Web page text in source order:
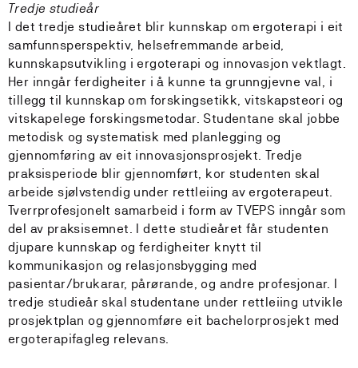
Tredje studieår
I det tredje studieåret blir kunnskap om ergoterapi i eit
samfunnsperspektiv, helsefremmande arbeid,
kunnskapsutvikling i ergoterapi og innovasjon vektlagt.
Her inngår ferdigheiter i å kunne ta grunngjevne val, i
tillegg til kunnskap om forskingsetikk, vitskapsteori og
vitskapelege forskingsmetodar. Studentane skal jobbe
metodisk og systematisk med planlegging og
gjennomføring av eit innovasjonsprosjekt. Tredje
praksisperiode blir gjennomført, kor studenten skal
arbeide sjølvstendig under rettleiing av ergoterapeut.
Tverrprofesjonelt samarbeid i form av TVEPS inngår som
del av praksisemnet. I dette studieåret får studenten
djupare kunnskap og ferdigheiter knytt til
kommunikasjon og relasjonsbygging med
pasientar/brukarar, pårørande, og andre profesjonar. I
tredje studieår skal studentane under rettleiing utvikle
prosjektplan og gjennomføre eit bachelorprosjekt med
ergoterapifagleg relevans.